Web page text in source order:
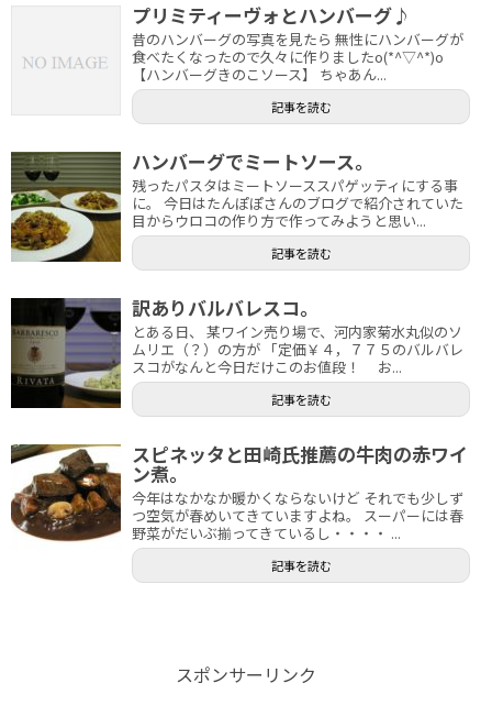
プリミティーヴォとハンバーグ♪
昔のハンバーグの写真を見たら 無性にハンバーグが
食べたくなったので久々に作りましたo(*^▽^*)o
【ハンバーグきのこソース】 ちゃあん...
記事を読む
ハンバーグでミートソース。
残ったパスタはミートソーススパゲッティにする事
に。 今日はたんぽぽさんのブログで紹介されていた
目からウロコの作り方で作ってみようと思い...
記事を読む
訳ありバルバレスコ。
とある日、 某ワイン売り場で、河内家菊水丸似のソ
ムリエ（？）の方が 「定価￥４，７７５のバルバレ
スコがなんと今日だけこのお値段！ お...
記事を読む
スピネッタと田崎氏推薦の牛肉の赤ワイ
ン煮。
今年はなかなか暖かくならないけど それでも少しず
つ空気が春めいてきていますよね。 スーパーには春
野菜がだいぶ揃ってきているし・・・・ ...
記事を読む
スポンサーリンク